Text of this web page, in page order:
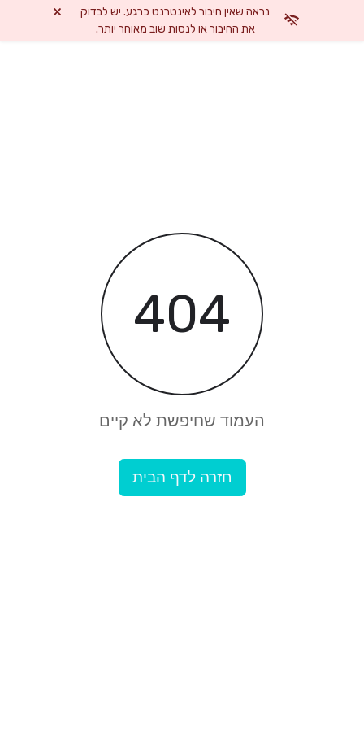
404
העמוד שחיפשת לא קיים
חזרה לדף הבית
נראה שאין חיבור לאינטרנט כרגע. יש לבדוק
את החיבור או לנסות שוב מאוחר יותר.
×